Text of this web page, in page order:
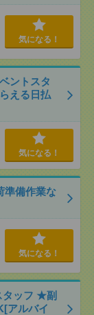
気になる！
ントスタ
える日払
気になる！
準備作業な
気になる！
タッフ ★副
アルバイ